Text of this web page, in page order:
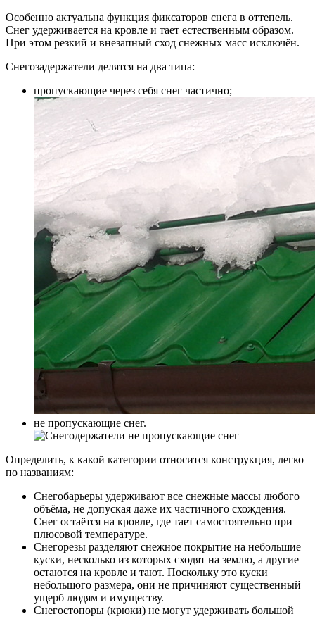
Особенно актуальна функция фиксаторов снега в оттепель.
Снег удерживается на кровле и тает естественным образом.
При этом резкий и внезапный сход снежных масс исключён.
Снегозадержатели делятся на два типа:
пропускающие через себя снег частично;
не пропускающие снег.
Определить, к какой категории относится конструкция, легко
по названиям:
Снегобарьеры удерживают все снежные массы любого
объёма, не допуская даже их частичного схождения.
Снег остаётся на кровле, где тает самостоятельно при
плюсовой температуре.
Снегорезы разделяют снежное покрытие на небольшие
куски, несколько из которых сходят на землю, а другие
остаются на кровле и тают. Поскольку это куски
небольшого размера, они не причиняют существенный
ущерб людям и имуществу.
Снегостопоры (крюки) не могут удерживать большой